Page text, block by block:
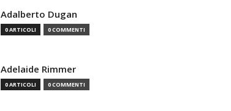
Adalberto Dugan
0 ARTICOLI 0 COMMENTI
Adelaide Rimmer
0 ARTICOLI 0 COMMENTI